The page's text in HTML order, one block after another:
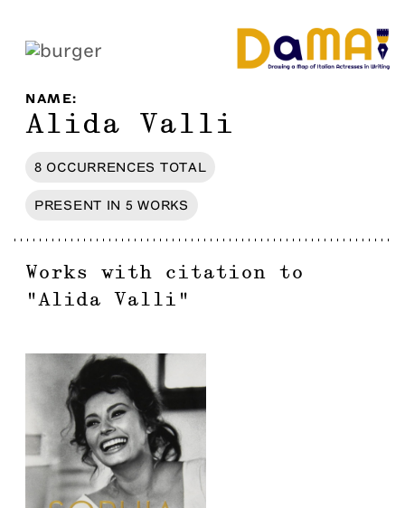
NAME:
Alida Valli
8 OCCURRENCES TOTAL
PRESENT IN 5 WORKS
Works with citation to
"Alida Valli "